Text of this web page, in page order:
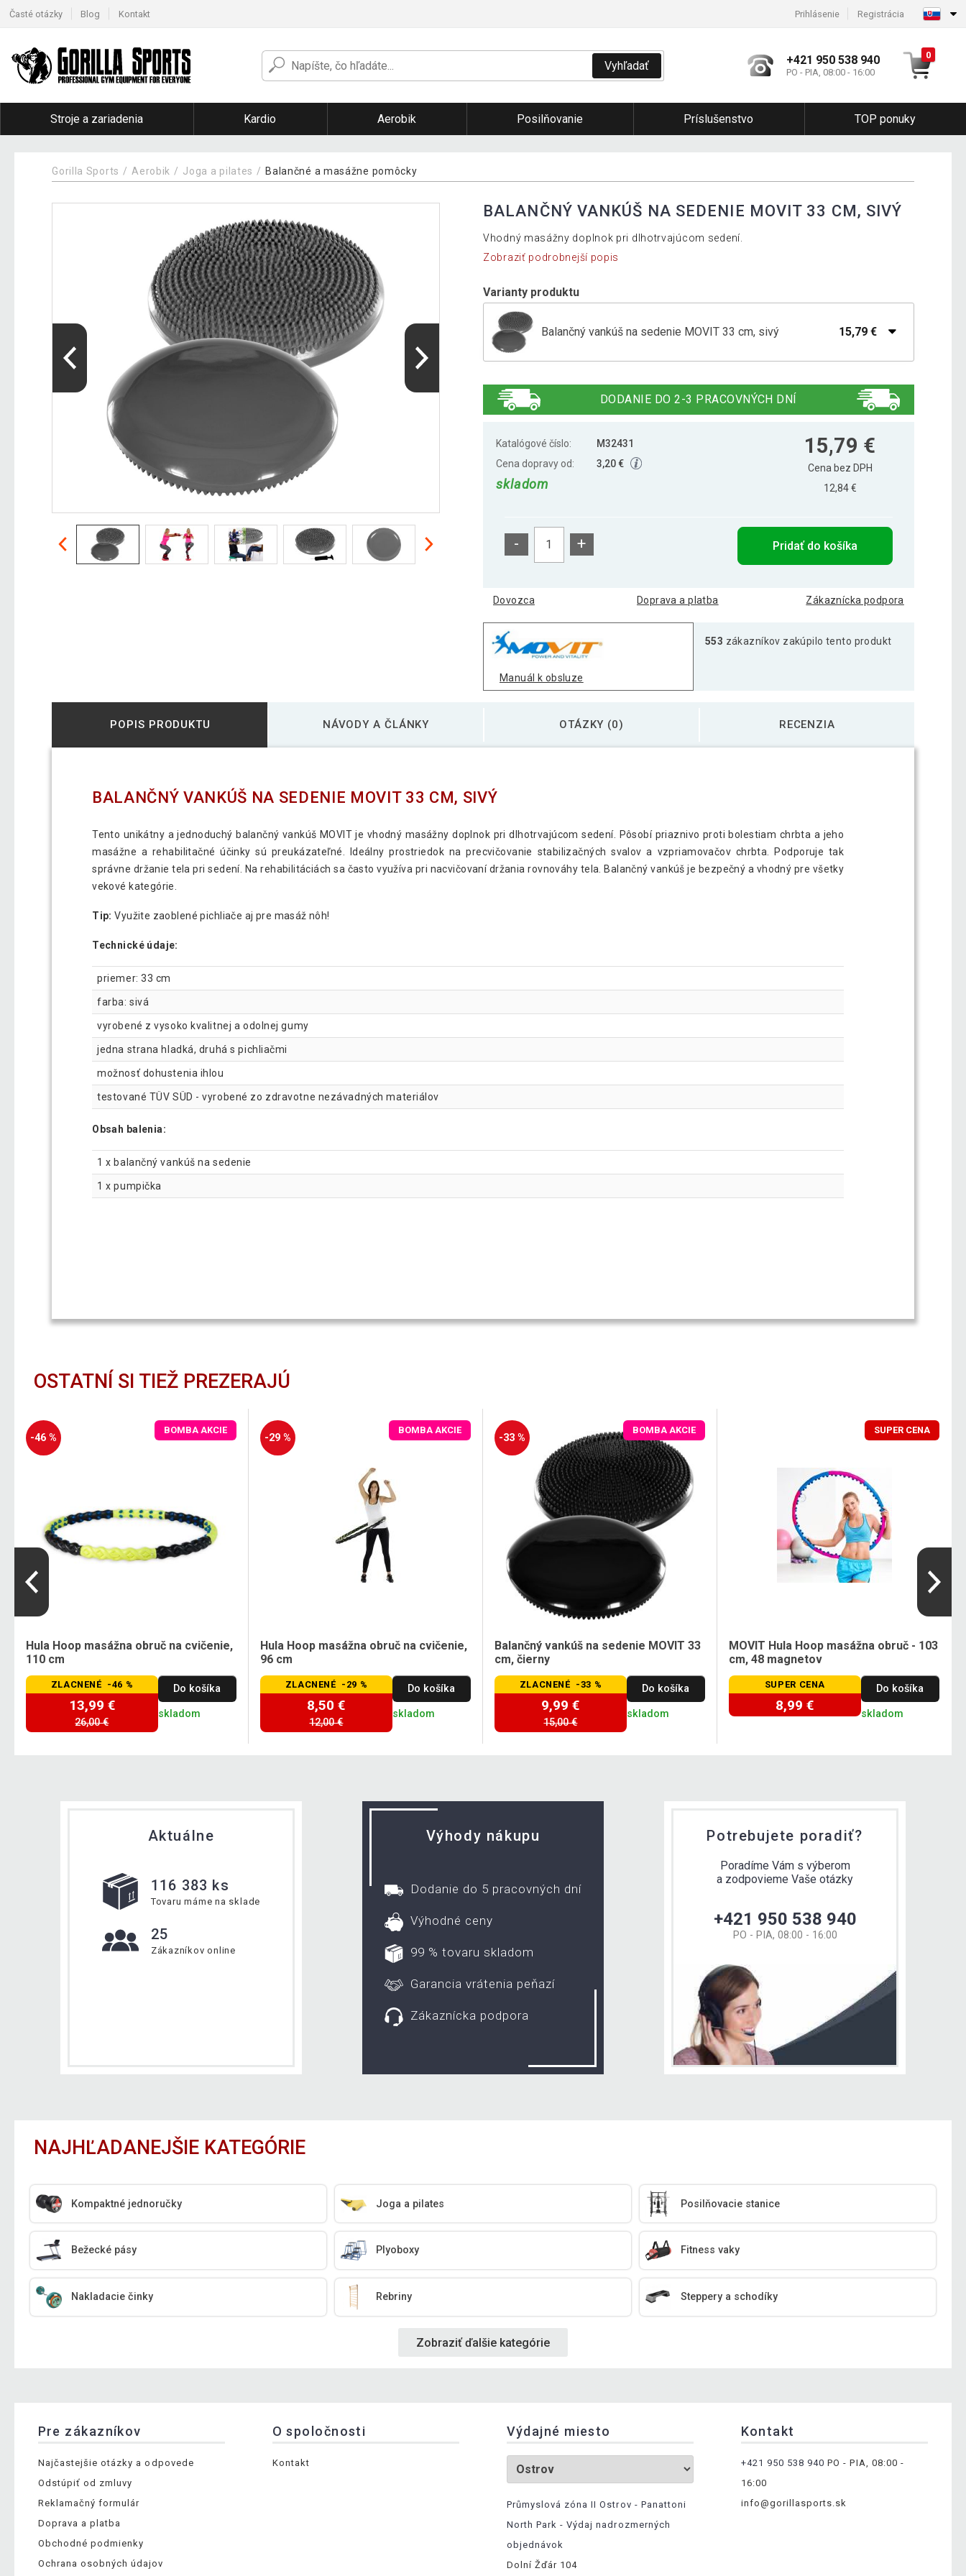
Časté otázky Blog Kontakt Prihlásenie Registrácia
Vyhľadať +421 950 538 940
PO - PIA, 08:00 - 16:00
0
Stroje a zariadenia Kardio Aerobik Posilňovanie Príslušenstvo TOP ponuky
Gorilla Sports Aerobik Joga a pilates Balančné a masážne pomôcky
BALANČNÝ VANKÚŠ NA SEDENIE MOVIT 33 CM, SIVÝ
Vhodný masážny doplnok pri dlhotrvajúcom sedení.
Zobraziť podrobnejší popis
Varianty produktu
Balančný vankúš na sedenie MOVIT 33 cm, sivý 15,79 €
Balančný vankúš na sedenie MOVIT 33 cm, červený 14,29 €
Balančný vankúš na sedenie MOVIT 33 cm, fialový
Balančný vankúš na sedenie MOVIT 33 cm, zelený
DODANIE DO 2-3 PRACOVNÝCH DNÍ
Katalógové číslo:
M32431
Cena dopravy od:
3,20 €
skladom
15,79 €
Cena bez DPH
12,84 €
- + Pridať do košíka
Dovozca Doprava a platba Zákaznícka podpora
Manuál k obsluze
553 zákazníkov zakúpilo tento produkt
POPIS PRODUKTU NÁVODY A ČLÁNKY OTÁZKY (0) RECENZIA
BALANČNÝ VANKÚŠ NA SEDENIE MOVIT 33 CM, SIVÝ
Tento unikátny a jednoduchý balančný vankúš MOVIT je vhodný masážny doplnok pri dlhotrvajúcom sedení. Pôsobí priaznivo proti bolestiam chrbta a jeho
masážne a rehabilitačné účinky sú preukázateľné. Ideálny prostriedok na precvičovanie stabilizačných svalov a vzpriamovačov chrbta. Podporuje tak
správne držanie tela pri sedení. Na rehabilitáciách sa často využíva pri nacvičovaní držania rovnováhy tela. Balančný vankúš je bezpečný a vhodný pre všetky
vekové kategórie.
Tip: Využite zaoblené pichliače aj pre masáž nôh!
Technické údaje:
priemer: 33 cm
farba: sivá
vyrobené z vysoko kvalitnej a odolnej gumy
jedna strana hladká, druhá s pichliačmi
možnosť dohustenia ihlou
testované TÜV SÜD - vyrobené zo zdravotne nezávadných materiálov
Obsah balenia:
1 x balančný vankúš na sedenie
1 x pumpička
OSTATNÍ SI TIEŽ PREZERAJÚ
-46 %
BOMBA AKCIE
Hula Hoop masážna obruč na cvičenie,
110 cm
ZLACNENÉ -46 %
13,99 €
26,00 €
Do košíka
skladom
-29 %
BOMBA AKCIE
Hula Hoop masážna obruč na cvičenie,
96 cm
ZLACNENÉ -29 %
8,50 €
12,00 €
Do košíka
skladom
-33 %
BOMBA AKCIE
Balančný vankúš na sedenie MOVIT 33
cm, čierny
ZLACNENÉ -33 %
9,99 €
15,00 €
Do košíka
skladom
SUPER CENA
MOVIT Hula Hoop masážna obruč - 103
cm, 48 magnetov
SUPER CENA
8,99 €
Do košíka
skladom
Aktuálne
116 383 ks
Tovaru máme na sklade
25
Zákazníkov online
Výhody nákupu
Dodanie do 5 pracovných dní
Výhodné ceny
99 % tovaru skladom
Garancia vrátenia peňazí
Zákaznícka podpora
Potrebujete poradiť?
Poradíme Vám s výberom
a zodpovieme Vaše otázky
+421 950 538 940
PO - PIA, 08:00 - 16:00
NAJHĽADANEJŠIE KATEGÓRIE
Kompaktné jednoručky Joga a pilates Posilňovacie stanice
Bežecké pásy Plyoboxy Fitness vaky
Nakladacie činky Rebriny Steppery a schodíky
Zobraziť ďalšie kategórie
Pre zákazníkov
Najčastejšie otázky a odpovede
Odstúpiť od zmluvy
Reklamačný formulár
Doprava a platba
Obchodné podmienky
Ochrana osobných údajov
O spoločnosti
Kontakt
Výdajné miesto
Průmyslová zóna II Ostrov - Panattoni
North Park - Výdaj nadrozmerných
objednávok
Dolní Žďár 104
Kontakt
+421 950 538 940 PO - PIA, 08:00 -
16:00
info@gorillasports.sk